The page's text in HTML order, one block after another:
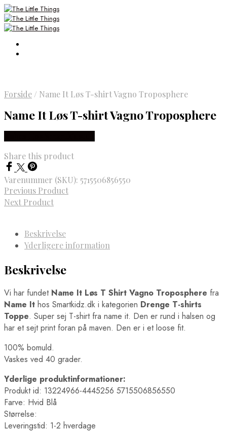
Forside / Name It Løs T-shirt Vagno Troposphere
Name It Løs T-shirt Vagno Troposphere
Share this product
Varenummer (SKU): 5715506856550
Previous Product
Next Product
Beskrivelse
Yderligere information
Beskrivelse
Vi har fundet Name It Løs T Shirt Vagno Troposphere fra
Name It hos Smartkidz.dk i kategorien Drenge T-shirts
Toppe. Super sej T-shirt fra name it. Den er rund i halsen og
har et sejt print foran på maven. Den er i et loose fit.
100% bomuld.
Vaskes ved 40 grader.
Yderlige produktinformationer:
Produkt id: 13224966-4445256 5715506856550
Farve: Hvid Blå
Størrelse:
Leveringstid: 1-2 hverdage